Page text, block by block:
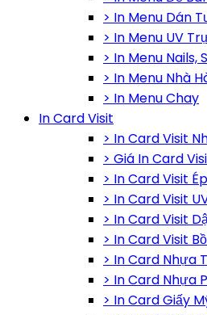
> In Menu Dán
> In Menu UV
> In Menu Nails,
> In Menu Nhà
> In Menu Chay
In Card Visit
> In Card Visit
> Giá In Card
> In Card Visit
> In Card Visit
> In Card Visit
> In Card Visit
> In Card Nhựa
> In Card Nhựa
> In Card Giấy